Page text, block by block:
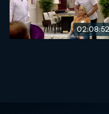
02:08:52